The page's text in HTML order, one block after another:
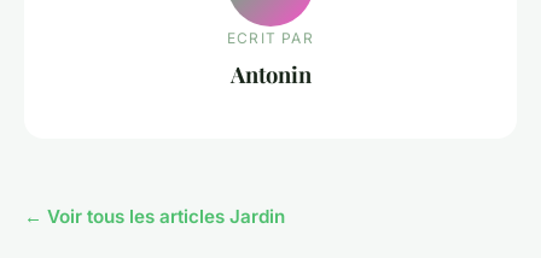
ECRIT PAR
Antonin
← Voir tous les articles Jardin